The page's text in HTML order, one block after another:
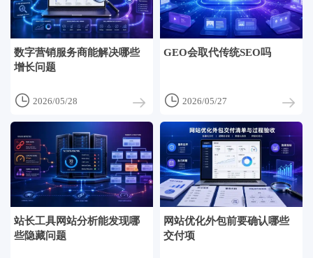
数字营销服务商能解决哪些
增长问题
 2026/05/28
GEO会取代传统SEO吗
 2026/05/27
站长工具网站分析能发现哪
些隐藏问题
网站优化外包前要确认哪些
交付项